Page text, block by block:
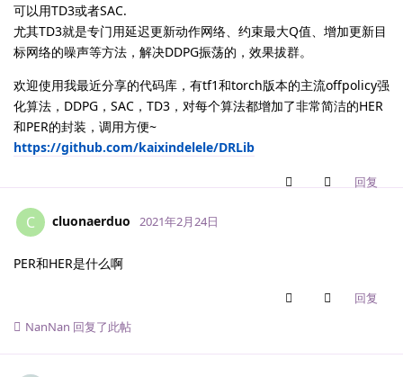
可以用TD3或者SAC.
尤其TD3就是专门用延迟更新动作网络、约束最大Q值、增加更新目
标网络的噪声等方法，解决DDPG振荡的，效果拔群。
欢迎使用我最近分享的代码库，有tf1和torch版本的主流offpolicy强
化算法，DDPG，SAC，TD3，对每个算法都增加了非常简洁的HER
和PER的封装，调用方便~
https://github.com/kaixindelele/DRLib
回复
C cluonaerduo 2021年2月24日
PER和HER是什么啊
回复
NanNan 回复了此帖